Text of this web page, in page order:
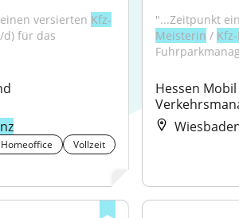
versierten Kfz-
d) für das
Homeoffice Vollzeit
"...Zeitpunkt
Meisterin /
Hessen